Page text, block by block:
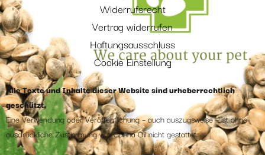
Widerrufsrecht
Vertrag widerrufen
Haftungsausschluss
Cookie Einstellung
Alle Texte und Inhalte dieser Website sind urheberrechtlich
geschützt.
Eine Verwendung oder Veröffentlichung – auch auszugsweise – ist ohne
ausdrückliche Zustimmung von Canna Oil nicht gestattet.